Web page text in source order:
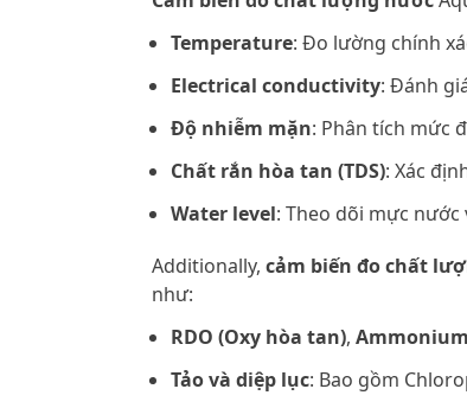
Temperature: Đo lường chính
Electrical conductivity: Đánh
Độ nhiễm mặn: Phân tích mức
Chất rắn hòa tan (TDS): Xác
Water level: Theo dõi mực nước
Additionally, cảm biến đo chất
như:
RDO (Oxy hòa tan), Ammonium
Tảo và diệp lục: Bao gồm